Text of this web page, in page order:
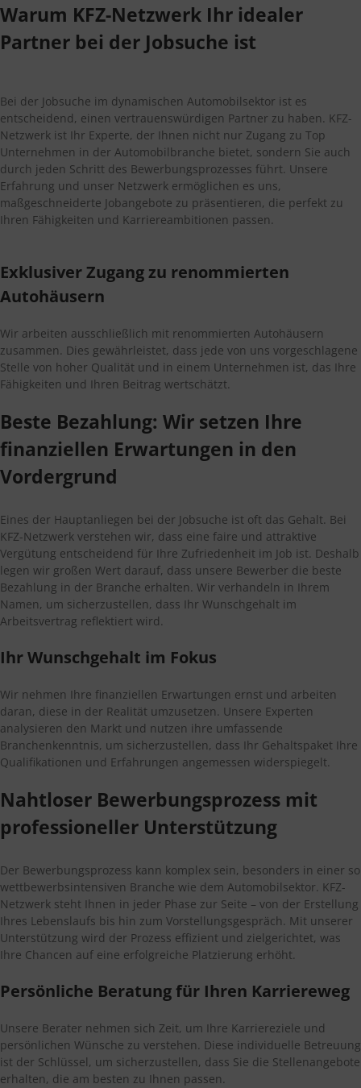
Warum KFZ-Netzwerk Ihr idealer
Partner bei der Jobsuche ist
Bei der Jobsuche im dynamischen Automobilsektor ist es
entscheidend, einen vertrauenswürdigen Partner zu haben. KFZ-
Netzwerk ist Ihr Experte, der Ihnen nicht nur Zugang zu Top
Unternehmen in der Automobilbranche bietet, sondern Sie auch
durch jeden Schritt des Bewerbungsprozesses führt. Unsere
Erfahrung und unser Netzwerk ermöglichen es uns,
maßgeschneiderte Jobangebote zu präsentieren, die perfekt zu
Ihren Fähigkeiten und Karriereambitionen passen.
Exklusiver Zugang zu renommierten
Autohäusern
Wir arbeiten ausschließlich mit renommierten Autohäusern
zusammen. Dies gewährleistet, dass jede von uns vorgeschlagene
Stelle von hoher Qualität und in einem Unternehmen ist, das Ihre
Fähigkeiten und Ihren Beitrag wertschätzt.
Beste Bezahlung: Wir setzen Ihre
finanziellen Erwartungen in den
Vordergrund
Eines der Hauptanliegen bei der Jobsuche ist oft das Gehalt. Bei
KFZ-Netzwerk verstehen wir, dass eine faire und attraktive
Vergütung entscheidend für Ihre Zufriedenheit im Job ist. Deshalb
legen wir großen Wert darauf, dass unsere Bewerber die beste
Bezahlung in der Branche erhalten. Wir verhandeln in Ihrem
Namen, um sicherzustellen, dass Ihr Wunschgehalt im
Arbeitsvertrag reflektiert wird.
Ihr Wunschgehalt im Fokus
Wir nehmen Ihre finanziellen Erwartungen ernst und arbeiten
daran, diese in der Realität umzusetzen. Unsere Experten
analysieren den Markt und nutzen ihre umfassende
Branchenkenntnis, um sicherzustellen, dass Ihr Gehaltspaket Ihre
Qualifikationen und Erfahrungen angemessen widerspiegelt.
Nahtloser Bewerbungsprozess mit
professioneller Unterstützung
Der Bewerbungsprozess kann komplex sein, besonders in einer so
wettbewerbsintensiven Branche wie dem Automobilsektor. KFZ-
Netzwerk steht Ihnen in jeder Phase zur Seite – von der Erstellung
Ihres Lebenslaufs bis hin zum Vorstellungsgespräch. Mit unserer
Unterstützung wird der Prozess effizient und zielgerichtet, was
Ihre Chancen auf eine erfolgreiche Platzierung erhöht.
Persönliche Beratung für Ihren Karriereweg
Unsere Berater nehmen sich Zeit, um Ihre Karriereziele und
persönlichen Wünsche zu verstehen. Diese individuelle Betreuung
ist der Schlüssel, um sicherzustellen, dass Sie die Stellenangebote
erhalten, die am besten zu Ihnen passen.